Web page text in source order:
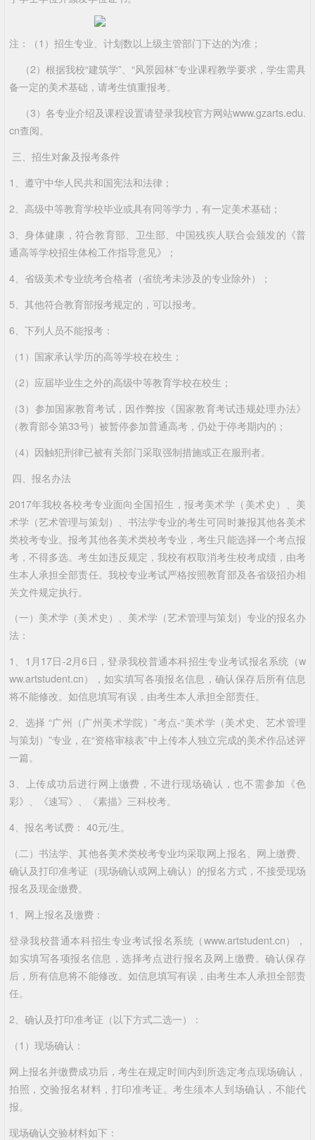
注：（1）招生专业、计划数以上级主管部门下达的为准；
（2）根据我校“建筑学”、“风景园林”专业课程教学要求，学生需具
备一定的美术基础，请考生慎重报考。
（3）各专业介绍及课程设置请登录我校官方网站www.gzarts.edu.
cn查阅。
三、招生对象及报考条件
1、遵守中华人民共和国宪法和法律；
2、高级中等教育学校毕业或具有同等学力，有一定美术基础；
3、身体健康，符合教育部、卫生部、中国残疾人联合会颁发的《普
通高等学校招生体检工作指导意见》；
4、省级美术专业统考合格者（省统考未涉及的专业除外）；
5、其他符合教育部报考规定的，可以报考。
6、下列人员不能报考：
（1）国家承认学历的高等学校在校生；
（2）应届毕业生之外的高级中等教育学校在校生；
（3）参加国家教育考试，因作弊按《国家教育考试违规处理办法》
（教育部令第33号）被暂停参加普通高考，仍处于停考期内的；
（4）因触犯刑律已被有关部门采取强制措施或正在服刑者。
四、报名办法
2017年我校各校考专业面向全国招生，报考美术学（美术史）、美
术学（艺术管理与策划）、书法学专业的考生可同时兼报其他各美术
类校考专业。报考其他各美术类校考专业，考生只能选择一个考点报
考，不得多选。考生如违反规定，我校有权取消考生校考成绩，由考
生本人承担全部责任。我校专业考试严格按照教育部及各省级招办相
关文件规定执行。
（一）美术学（美术史）、美术学（艺术管理与策划）专业的报名办
法：
1、1月17日-2月6日，登录我校普通本科招生专业考试报名系统（w
ww.artstudent.cn），如实填写各项报名信息，确认保存后所有信息
将不能修改。如信息填写有误，由考生本人承担全部责任。
2、选择 “广州（广州美术学院）”考点-“美术学（美术史、艺术管理
与策划）”专业，在“资格审核表”中上传本人独立完成的美术作品述评
一篇。
3、上传成功后进行网上缴费，不进行现场确认，也不需参加《色
彩》、《速写》、《素描》三科校考。
4、报名考试费： 40元/生。
（二）书法学、其他各美术类校考专业均采取网上报名、网上缴费、
确认及打印准考证（现场确认或网上确认）的报名方式，不接受现场
报名及现金缴费。
1、网上报名及缴费：
登录我校普通本科招生专业考试报名系统（www.artstudent.cn），
如实填写各项报名信息，选择考点进行报名及网上缴费。确认保存
后，所有信息将不能修改。如信息填写有误，由考生本人承担全部责
任。
2、确认及打印准考证（以下方式二选一）：
（1）现场确认：
网上报名并缴费成功后，考生在规定时间内到所选定考点现场确认，
拍照，交验报名材料，打印准考证。考生须本人到场确认，不能代
报。
现场确认交验材料如下：